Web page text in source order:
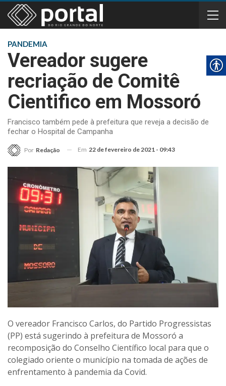
PANDEMIA
Vereador sugere
recriação de Comitê
Cientifico em Mossoró
Francisco também pede à prefeitura que reveja a decisão de
fechar o Hospital de Campanha
Por Redação Em 22 de fevereiro de 2021 - 09:43
O vereador Francisco Carlos, do Partido Progressistas
(PP) está sugerindo à prefeitura de Mossoró a
recomposição do Conselho Científico local para que o
colegiado oriente o município na tomada de ações de
enfrentamento à pandemia da Covid.